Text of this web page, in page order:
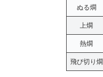
ぬる燗
上燗
熱燗
飛び切り燗